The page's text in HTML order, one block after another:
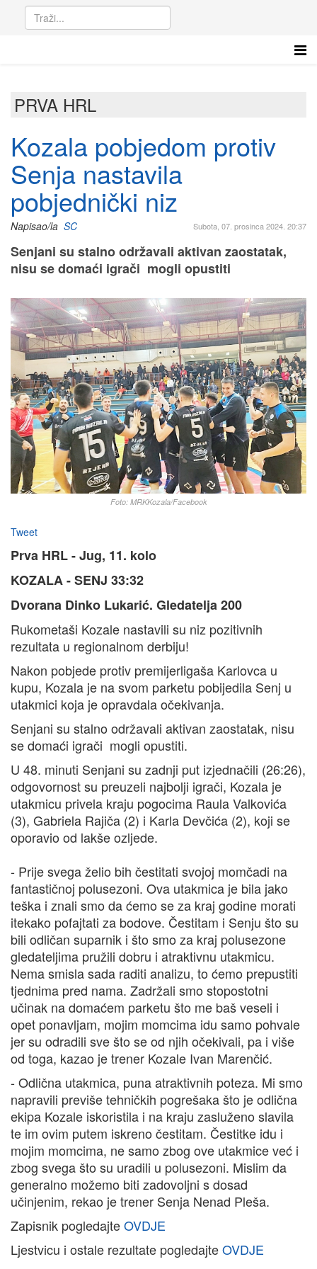
PRVA HRL
Kozala pobjedom protiv
Senja nastavila
pobjednički niz
Subota, 07. prosinca 2024. 20:37
Napisao/la SC
Senjani su stalno održavali aktivan zaostatak,
nisu se domaći igrači mogli opustiti
Foto: MRKKozala/Facebook
Tweet
Prva HRL - Jug, 11. kolo
KOZALA - SENJ 33:32
Dvorana Dinko Lukarić. Gledatelja 200
Rukometaši Kozale nastavili su niz pozitivnih
rezultata u regionalnom derbiju!
Nakon pobjede protiv premijerligaša Karlovca u
kupu, Kozala je na svom parketu pobijedila Senj u
utakmici koja je opravdala očekivanja.
Senjani su stalno održavali aktivan zaostatak, nisu
se domaći igrači mogli opustiti.
U 48. minuti Senjani su zadnji put izjednačili (26:26),
odgovornost su preuzeli najbolji igrači, Kozala je
utakmicu privela kraju pogocima Raula Valkovića
(3), Gabriela Rajiča (2) i Karla Devčića (2), koji se
oporavio od lakše ozljede.
- Prije svega želio bih čestitati svojoj momčadi na
fantastičnoj polusezoni. Ova utakmica je bila jako
teška i znali smo da ćemo se za kraj godine morati
itekako pofajtati za bodove. Čestitam i Senju što su
bili odličan suparnik i što smo za kraj polusezone
gledateljima pružili dobru i atraktivnu utakmicu.
Nema smisla sada raditi analizu, to ćemo prepustiti
tjednima pred nama. Zadržali smo stopostotni
učinak na domaćem parketu što me baš veseli i
opet ponavljam, mojim momcima idu samo pohvale
jer su odradili sve što se od njih očekivali, pa i više
od toga, kazao je trener Kozale Ivan Marenčić.
- Odlična utakmica, puna atraktivnih poteza. Mi smo
napravili previše tehničkih pogrešaka što je odlična
ekipa Kozale iskoristila i na kraju zasluženo slavila
te im ovim putem iskreno čestitam. Čestitke idu i
mojim momcima, ne samo zbog ove utakmice već i
zbog svega što su uradili u polusezoni. Mislim da
generalno možemo biti zadovoljni s dosad
učinjenim, rekao je trener Senja Nenad Pleša.
Zapisnik pogledajteOVDJE
Ljestvicu i ostale rezultate pogledajteOVDJE